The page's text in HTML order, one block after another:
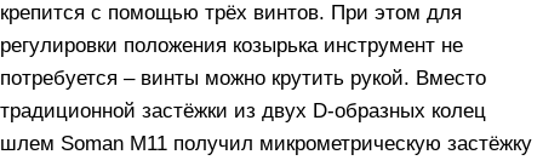
крепится с помощью трёх винтов. При этом для
регулировки положения козырька инструмент не
потребуется – винты можно крутить рукой. Вместо
традиционной застёжки из двух D-образных колец
шлем Soman M11 получил микрометрическую застёжку